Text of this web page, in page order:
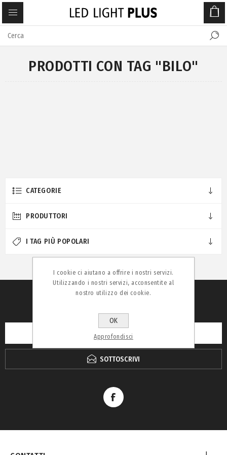
PRODOTTI CON TAG "BILO"
CATEGORIE
PRODUTTORI
I TAG PIÙ POPOLARI
SOTTOSCRIVI
I cookie ci aiutano a offrire i nostri servizi.
Utilizzando i nostri servizi, acconsentite al
nostro utilizzo dei cookie.
OK
Approfondisci